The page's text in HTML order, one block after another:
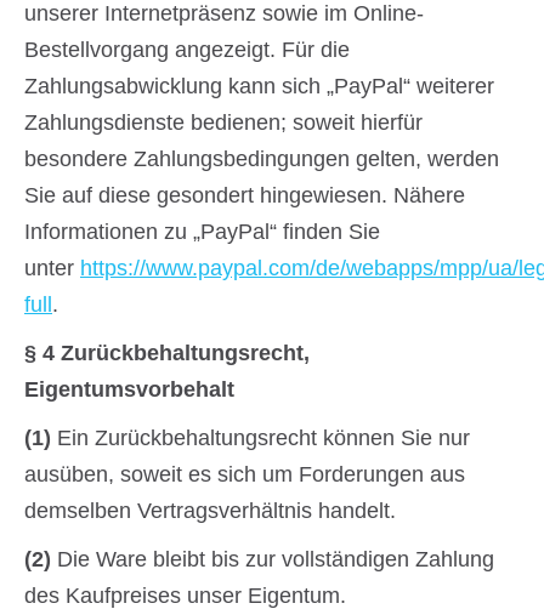
unserer Internetpräsenz sowie im Online-
Bestellvorgang angezeigt. Für die
Zahlungsabwicklung kann sich „PayPal“ weiterer
Zahlungsdienste bedienen; soweit hierfür
besondere Zahlungsbedingungen gelten, werden
Sie auf diese gesondert hingewiesen. Nähere
Informationen zu „PayPal“ finden Sie
unter https://www.paypal.com/de/webapps/mpp/ua/
full .
§ 4 Zurückbehaltungsrecht,
Eigentumsvorbehalt
(1) Ein Zurückbehaltungsrecht können Sie nur
ausüben, soweit es sich um Forderungen aus
demselben Vertragsverhältnis handelt.
(2) Die Ware bleibt bis zur vollständigen Zahlung
des Kaufpreises unser Eigentum.